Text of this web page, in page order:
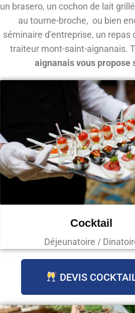
un brasero, un cochon de lait
au tourne-broche, ou bien
séminaire d’entreprise, un
traiteur mont-saint-aignanais.
aignanais vous
Cocktail
Déjeunatoire /
DEVIS